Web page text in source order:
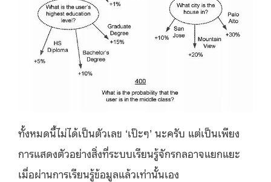
ทั้งหมดนี้ไม่ได้เป็นตัวเลข ‘เป๊ะๆ’ นะครับ แต่เป็นเพียง
การแสดงตัวอย่างสิ่งที่ระบบเรียนรู้จักรกลอาจแยกแยะ
เมื่อผ่านการเรียนรู้ข้อมูลแล้วเท่านั้นเอง